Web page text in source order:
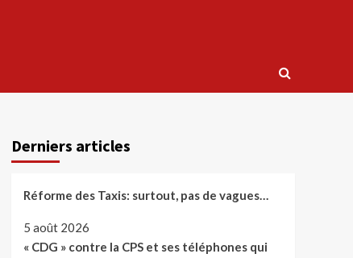
Derniers articles
Réforme des Taxis: surtout, pas de vagues…
5 août 2026
« CDG » contre la CPS et ses téléphones qui